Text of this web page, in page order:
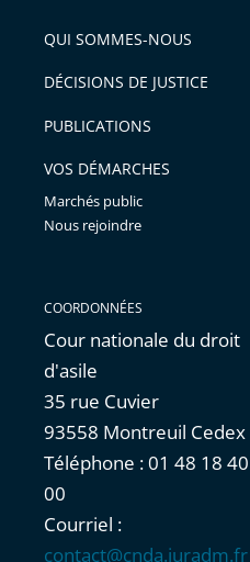
arriver
après
l'article
pour
avant
QUI SOMMES-NOUS
DÉCISIONS DE JUSTICE
PUBLICATIONS
VOS DÉMARCHES
Marchés public
Nous rejoindre
COORDONNÉES
Cour nationale du droit
d'asile
35 rue Cuvier
93558 Montreuil Cedex
Téléphone : 01 48 18 40
00
Courriel :
contact@cnda.juradm.fr